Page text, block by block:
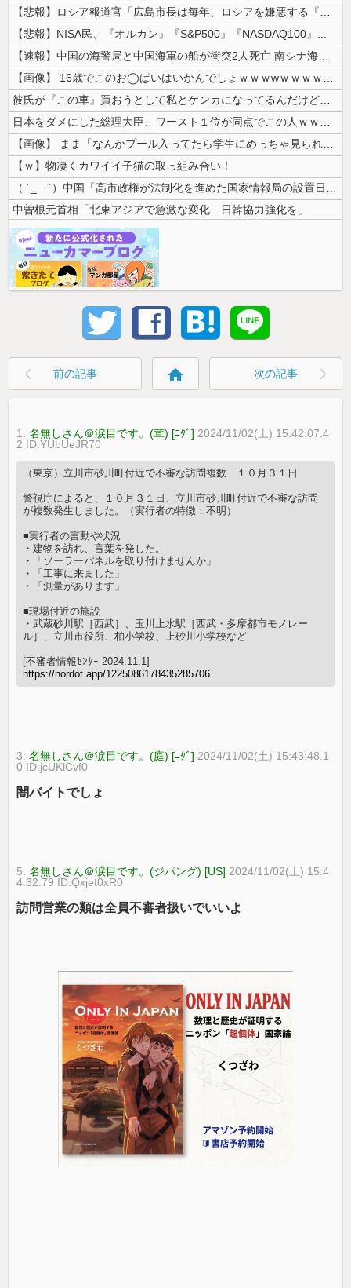
【悲報】ロシア報道官「広島市長は毎年、ロシアを嫌悪する『偽りの呪文』を...
【悲報】NISA民、『オルカン』『S&P500』『NASDAQ100』...
【速報】中国の海警局と中国海軍の船が衝突2人死亡 南シナ海でフィリピン...
【画像】 16歳でこのお◯ぱいはいかんでしょｗｗｗwｗｗｗｗｗｗｗｗ❤
彼氏が『この車』買おうとして私とケンカになってるんだけどｗｗｗｗｗｗ
日本をダメにした総理大臣、ワースト１位が同点でこの人ｗｗｗｗｗｗ
【画像】 まま「なんかプール入ってたら学生にめっちゃ見られたw」
【ｗ】物凄くカワイイ子猫の取っ組み合い！
（ ´_ゝ`）中国「高市政権が法制化を進めた国家情報局の設置日が7月3...
中曽根元首相「北東アジアで急激な変化 日韓協力強化を」
前の記事 home 次の記事
1:名無しさん＠涙目です。(茸) [ﾆﾀﾞ] 2024/11/02(土) 15:42:07.4
2 ID:YUbUeJR70
（東京）立川市砂川町付近で不審な訪問複数 １０月３１日
警視庁によると、１０月３１日、立川市砂川町付近で不審な訪問
が複数発生しました。（実行者の特徴：不明）
■実行者の言動や状況
・建物を訪れ、言葉を発した。
・「ソーラーパネルを取り付けませんか」
・「工事に来ました」
・「測量があります」
■現場付近の施設
・武蔵砂川駅［西武］、玉川上水駅［西武・多摩都市モノレー
ル］、立川市役所、柏小学校、上砂川小学校など
[不審者情報ｾﾝﾀｰ 2024.11.1]
https://nordot.app/1225086178435285706
3:名無しさん＠涙目です。(庭) [ﾆﾀﾞ] 2024/11/02(土) 15:43:48.1
0 ID:jcUKlCvf0
闇バイトでしょ
5:名無しさん＠涙目です。(ジパング) [US] 2024/11/02(土) 15:4
4:32.79 ID:Qxjet0xR0
訪問営業の類は全員不審者扱いでいいよ